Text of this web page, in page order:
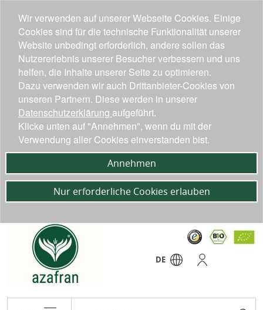
DE
Wir verwenden auf unserer Webseite Cookies. Einige
Cookies sind für die technische Funktionalität unserer
Website unbedingt erforderlich, andere sollen das
Nutzererlebnis unserer Besucher verbessern und uns
helfen, die Inhalte unserer Seite zu optimieren.
Dazu verwenden wir auch Drittanbieter-Cookies von
unseren Partnern. Diese werden in unserer
Datenschutzerklärung aufgeführt.
Klicke unten auf "Annehmen", wenn du mit der
Verwendung aller Cookies einverstanden bist.
Annehmen
Nur erforderliche Cookies erlauben